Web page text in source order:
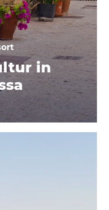
in